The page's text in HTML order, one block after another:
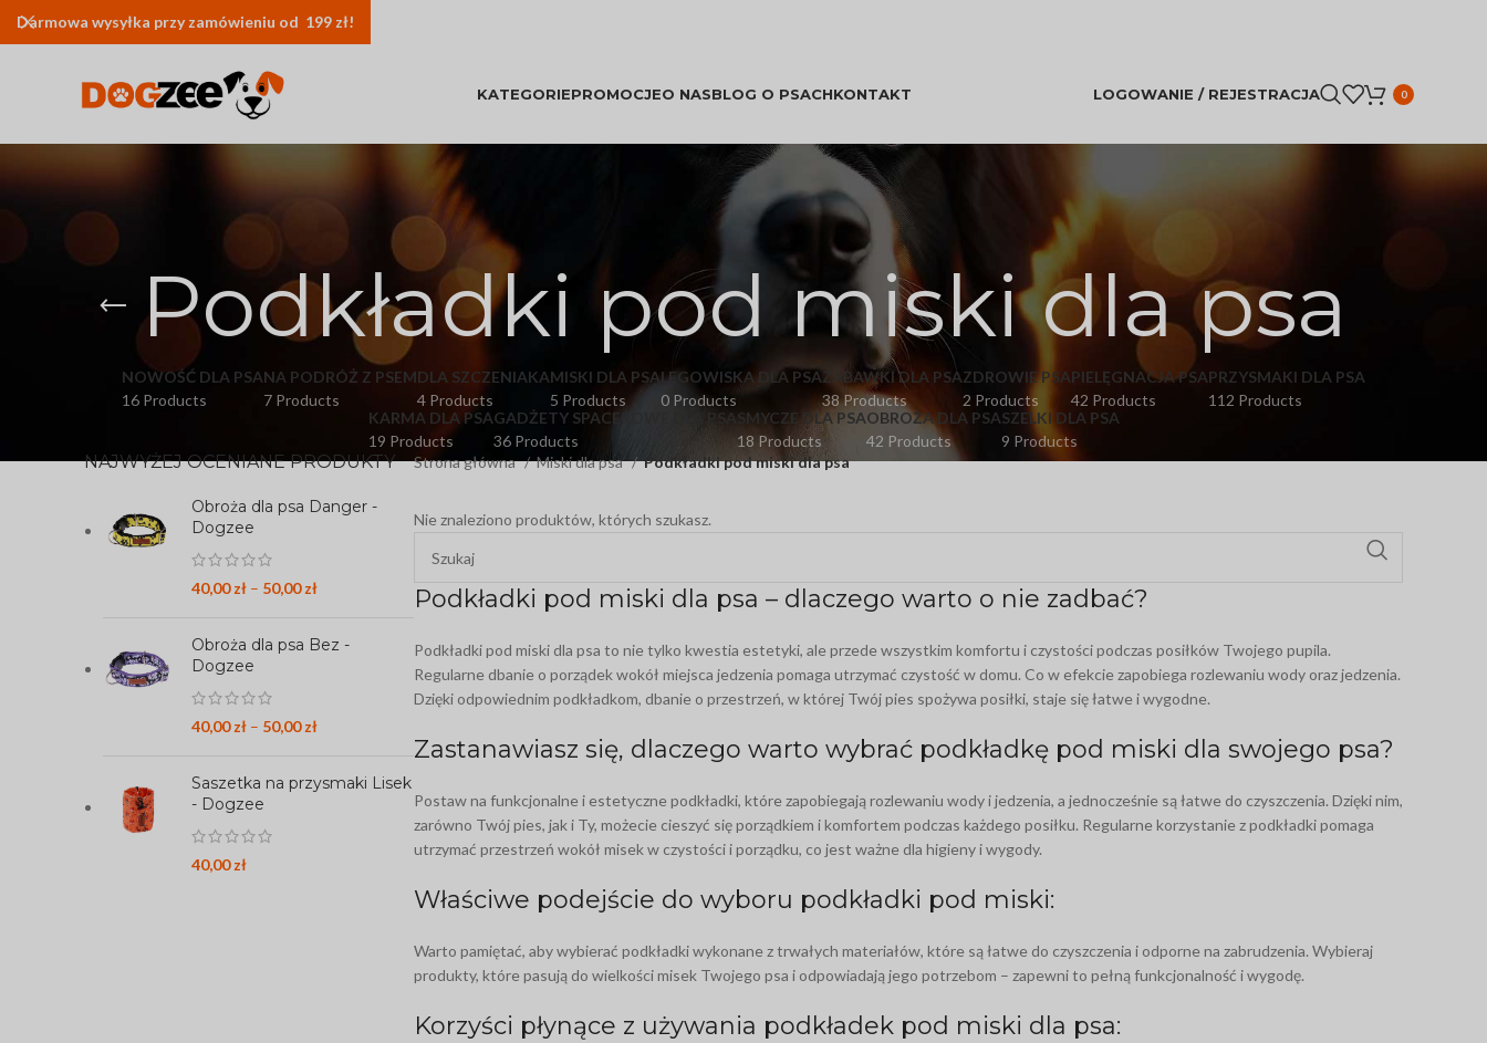
KATEGORIE
OBROŻA DLA PSA
Obroża półzaciskowa dla psa
Obroża dla szczeniaka
Obroża przeciw kleszczom dla psa
PROMOCJEO NASBLOG O PSACHKONTAKT LOGOWANIE / REJESTRACJA 0
Podkładki pod miski dla psa
NOWOŚĆ DLA PSA
16 Products
NA PODRÓŻ Z PSEM
7 Products
DLA SZCZENIAKA
4 Products
MISKI DLA PSA
5 Products
LEGOWISKA DLA PSA
0 Products
ZABAWKI DLA PSA
38 Products
ZDROWIE PSA
2 Products
PIELĘGNACJA PSA
42 Products
PRZYSMAKI DLA PSA
112 Products
KARMA DLA PSA
19 Products
GADŻETY SPACEROWE DLA PSA
36 Products
SMYCZE DLA PSA
18 Products
OBROŻA DLA PSA
42 Products
SZELKI DLA PSA
9 Products
NAJWYŻEJ OCENIANE PRODUKTY
Obroża dla psa Danger -
Dogzee
40,00zł – 50,00zł
Obroża dla psa Bez -
Dogzee
40,00zł – 50,00zł
Saszetka na przysmaki Lisek
- Dogzee
40,00zł
Strona główna Miski dla psa Podkładki pod miski dla psa
Nie znaleziono produktów, których szukasz.
Podkładki pod miski dla psa – dlaczego warto o nie zadbać?
Podkładki pod miski dla psa to nie tylko kwestia estetyki, ale przede wszystkim komfortu i czystości podczas posiłków Twojego pupila.
Regularne dbanie o porządek wokół miejsca jedzenia pomaga utrzymać czystość w domu. Co w efekcie zapobiega rozlewaniu wody oraz jedzenia.
Dzięki odpowiednim podkładkom, dbanie o przestrzeń, w której Twój pies spożywa posiłki, staje się łatwe i wygodne.
Zastanawiasz się, dlaczego warto wybrać podkładkę pod miski dla swojego psa?
Postaw na funkcjonalne i estetyczne podkładki, które zapobiegają rozlewaniu wody i jedzenia, a jednocześnie są łatwe do czyszczenia. Dzięki nim,
zarówno Twój pies, jak i Ty, możecie cieszyć się porządkiem i komfortem podczas każdego posiłku. Regularne korzystanie z podkładki pomaga
utrzymać przestrzeń wokół misek w czystości i porządku, co jest ważne dla higieny i wygody.
Właściwe podejście do wyboru podkładki pod miski:
Warto pamiętać, aby wybierać podkładki wykonane z trwałych materiałów, które są łatwe do czyszczenia i odporne na zabrudzenia. Wybieraj
produkty, które pasują do wielkości misek Twojego psa i odpowiadają jego potrzebom – zapewni to pełną funkcjonalność i wygodę.
Korzyści płynące z używania podkładek pod miski dla psa:
Darmowa wysyłka przy zamówieniu od 199 zł!